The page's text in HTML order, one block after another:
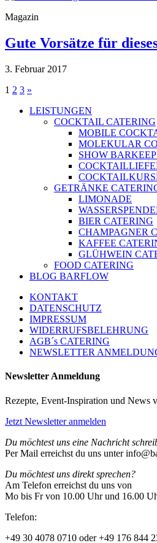
Magazin
Gute Vorsätze für
3. Februar 2017
Seitennummerierung
der
Beiträge
1 2 3 »
LEISTUNGEN
COCKTAIL CATERING
MOBILE
MOLEKULAR
SHOW
GETRÄNKE
LIMONADE
BIER CATERING
CHAMPAGNER
KAFFEE
GLÜHWEIN
FOOD CATERING
BLOG BARFLOW
KONTAKT
DATENSCHUTZ
IMPRESSUM
WIDERRUFSBELEHRUNG
AGB´s CATERING
NEWSLETTER
Newsletter Anmeldung
Rezepte, Event-Inspiration und
Jetzt Newsletter anmelden
Du möchtest uns eine Nachricht
Per Mail erreichst du uns unter
Du möchtest uns direkt sprechen?
Am Telefon erreichst du uns von
Mo bis Fr von 10.00 Uhr und 16.00
Telefon:
+49 30 4078 0710 oder +49 176 844